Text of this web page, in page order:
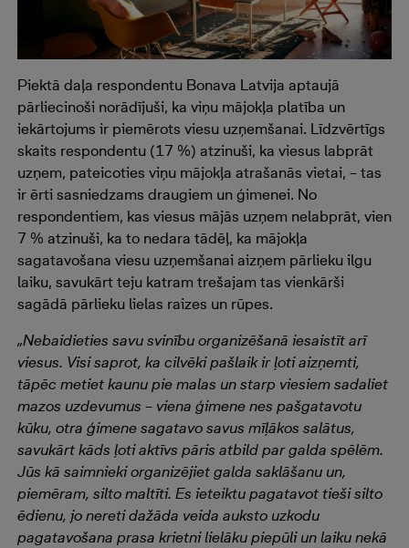
Piektā daļa respondentu Bonava Latvija aptaujā
pārliecinoši norādījuši, ka viņu mājokļa platība un
iekārtojums ir piemērots viesu uzņemšanai. Līdzvērtīgs
skaits respondentu (17 %) atzinuši, ka viesus labprāt
uzņem, pateicoties viņu mājokļa atrašanās vietai, – tas
ir ērti sasniedzams draugiem un ģimenei. No
respondentiem, kas viesus mājās uzņem nelabprāt, vien
7 % atzinuši, ka to nedara tādēļ, ka mājokļa
sagatavošana viesu uzņemšanai aizņem pārlieku ilgu
laiku, savukārt teju katram trešajam tas vienkārši
sagādā pārlieku lielas raizes un rūpes.
„Nebaidieties savu svinību organizēšanā iesaistīt arī
viesus. Visi saprot, ka cilvēki pašlaik ir ļoti aizņemti,
tāpēc metiet kaunu pie malas un starp viesiem sadaliet
mazos uzdevumus – viena ģimene nes pašgatavotu
kūku, otra ģimene sagatavo savus mīļākos salātus,
savukārt kāds ļoti aktīvs pāris atbild par galda spēlēm.
Jūs kā saimnieki organizējiet galda saklāšanu un,
piemēram, silto maltīti. Es ieteiktu pagatavot tieši silto
ēdienu, jo nereti dažāda veida auksto uzkodu
pagatavošana prasa krietni lielāku piepūli un laiku nekā